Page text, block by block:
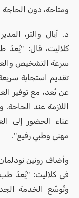
ومتاحة، دون الحاجة
د. أيال والتر،
كلاليت، قال: "يُعدّ
سرعة التشخيص
تقديم استجابة
عن بُعد، مع توفير
اللازمة عند الحاجة.
عناء الحضور إلى
مهني وطبي رفيع".
وأضاف رونين
في كلاليت: "يُعدّ طب
وتُوسّع الخدمة